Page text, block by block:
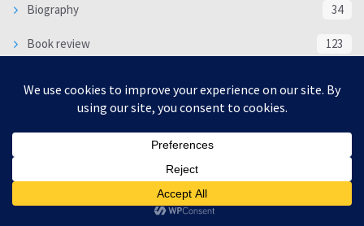
Biography 34
Book review 123
Exclusive Subjects 63